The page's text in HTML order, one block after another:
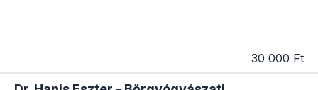
30 000 Ft